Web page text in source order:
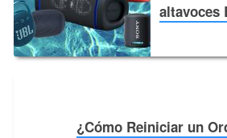
altavoces
¿Cómo Reiniciar un